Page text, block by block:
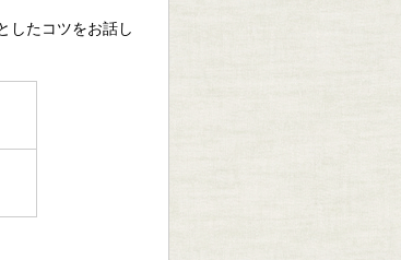
したコツをお話し